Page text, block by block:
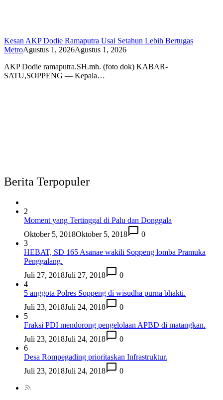
Kesan AKP Dodie Ramaputra Usai Setahun Lebih Bertugas
MetroAgustus 1, 2026Agustus 1, 2026
AKP Dodie ramaputra.SH.mh. (foto dok) KABAR-
SATU,SOPPENG — Kepala…
Berita Terpopuler
2
Moment yang Tertinggal di Palu dan Donggala
Oktober 5, 2018Oktober 5, 2018
0
3
HEBAT, SD 165 Asanae wakili Soppeng lomba Pramuka
Penggalang.
Juli 27, 2018Juli 27, 2018
0
4
5 anggota Polres Soppeng di wisudha purna bhakti.
Juli 23, 2018Juli 24, 2018
0
5
Fraksi PDI mendorong pengelolaan APBD di matangkan.
Juli 23, 2018Juli 24, 2018
0
6
Desa Rompegading prioritaskan Infrastruktur.
Juli 23, 2018Juli 24, 2018 0